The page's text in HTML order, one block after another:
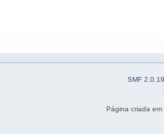
SMF 2.0.19
Página criada